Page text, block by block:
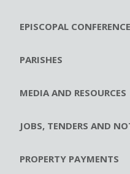
EPISCOPAL CONFERENCE
PARISHES
MEDIA AND RESOURCES
JOBS, TENDERS AND
PROPERTY PAYMENTS